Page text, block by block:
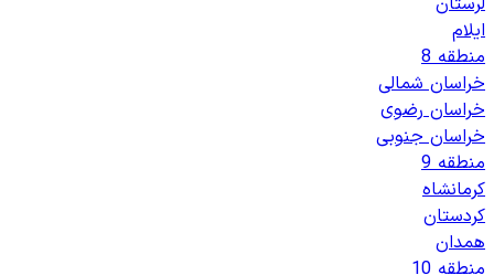
ایلام
منطقه 8
خراسان شمالی
خراسان رضوی
خراسان جنوبی
منطقه 9
کرمانشاه
کردستان
همدان
منطقه 10